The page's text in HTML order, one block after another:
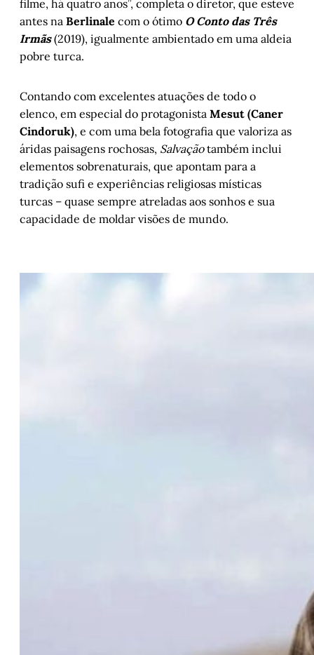
filme, há quatro anos”, completa o diretor, que esteve
antes na Berlinale com o ótimo O Conto das Três
Irmãs(2019), igualmente ambientado em uma aldeia
pobre turca.
Contando com excelentes atuações de todo o
elenco, em especial do protagonista Mesut (Caner
Cindoruk), e com uma bela fotografia que valoriza as
áridas paisagens rochosas, Salvaçãotambém inclui
elementos sobrenaturais, que apontam para a
tradição sufi e experiências religiosas místicas
turcas – quase sempre atreladas aos sonhos e sua
capacidade de moldar visões de mundo.